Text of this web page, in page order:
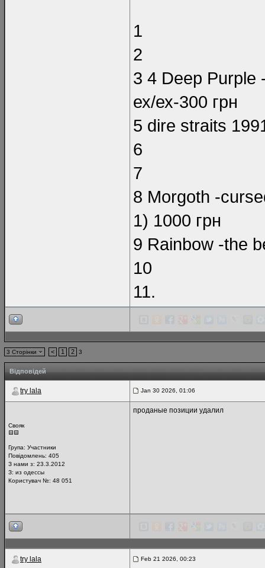
1
2
3 4 Deep Purple
ех/ех-300 грн
5 dire straits
6
7
8 Morgoth -
1) 1000 грн
9 Rainbow -the
10
11.
3 Сторінки < 1 2 3
Відповідей
try lala Jan 30 2026, 01:06
Свояк
Група: Участники
Повідомлень: 405
З нами з: 23.3.2012
З: из одессы
Користувач №: 48 051
проданые позиции удалил
try lala Feb 21 2026, 00:23